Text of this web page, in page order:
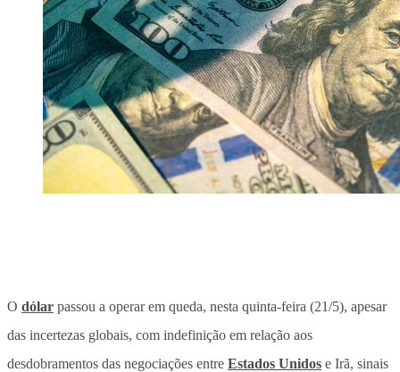
O dólar passou a operar em queda, nesta quinta-feira (21/5), apesar
das incertezas globais, com indefinição em relação aos
desdobramentos das negociações entre Estados Unidos e Irã, sinais